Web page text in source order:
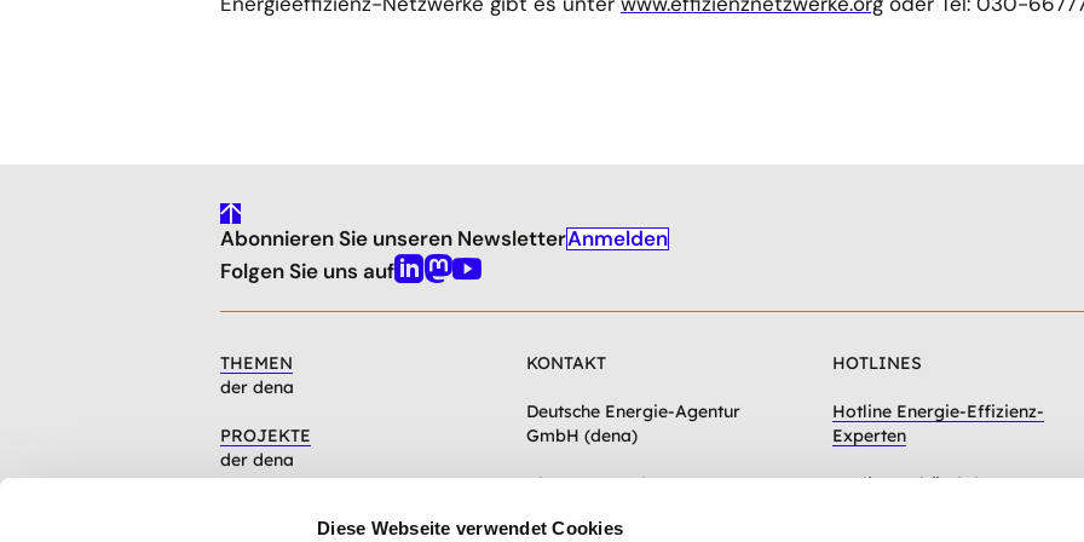
Diese Webseite verwendet Cookies
gehe
nach
oben
Abonnieren Sie unseren NewsletterAnmelden
Folgen Sie uns aufLinkedin
Mastodon
Youtube
THEMEN
der dena
PROJEKTE
der dena
Artikel, Events, Presse
KONTAKT
Deutsche Energie-Agentur
GmbH (dena)
Chausseestraße 128a
HOTLINES
Hotline Energie-Effizienz-
Experten
Hotline Gebäudeforum